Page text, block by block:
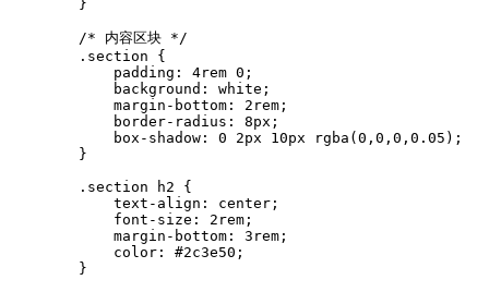
        }
        /* 内容区块 */
        .section {
            padding: 4rem 0;
            background: white;
            margin-bottom: 2rem;
            border-radius: 8px;
            box-shadow: 0 2px 10px rgba(0,0,0,0.05);
        }
        .section h2 {
            text-align: center;
            font-size: 2rem;
            margin-bottom: 3rem;
            color: #2c3e50;
        }